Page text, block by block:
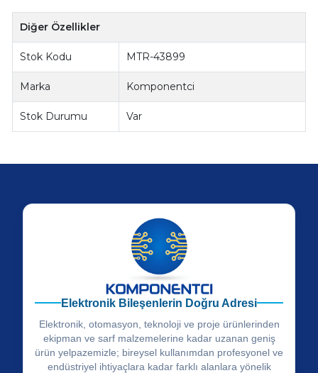
Diğer Özellikler
Stok Kodu MTR-43899
Marka Komponentci
Stok Durumu Var
Elektronik Bileşenlerin Doğru Adresi
Elektronik, otomasyon, teknoloji ve proje ürünlerinden
ekipman ve sarf malzemelerine kadar uzanan geniş
ürün yelpazemizle; bireysel kullanımdan profesyonel ve
endüstriyel ihtiyaçlara kadar farklı alanlara yönelik